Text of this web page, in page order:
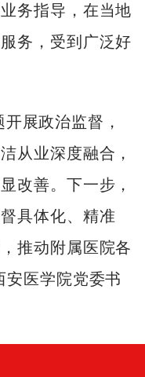
务指导，在当地
务，受到广泛好
展政治监督，
从业深度融合，
改善。下一步，
具体化、精准
推动附属医院各
安医学院党委书